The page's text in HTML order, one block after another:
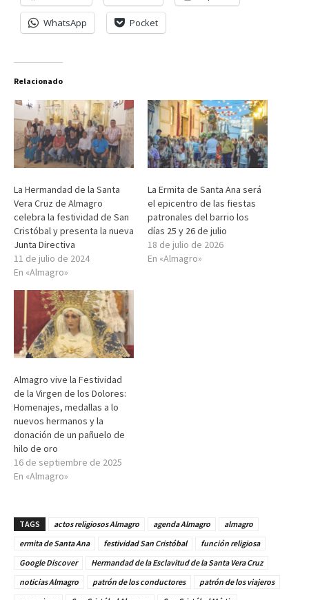
WhatsApp Pocket
Relacionado
La Hermandad de la Santa
Vera Cruz de Almagro
celebra la festividad de San
Cristóbal y presenta la nueva
Junta Directiva
11 de julio de 2024
En «Almagro»
La Ermita de Santa Ana será
el epicentro de las fiestas
patronales del barrio los
días 25 y 26 de julio
18 de julio de 2026
En «Almagro»
Almagro vive la Festividad
de la Virgen de los Dolores:
Homenajes, medallas a lo
nuevos hermanos y la
donación de un pañuelo de
hilo de oro
16 de septiembre de 2025
En «Almagro»
TAGS actos religiosos Almagro agenda Almagro
almagro
ermita de Santa Ana
festividad San Cristóbal
función religiosa
Google Discover
Hermandad de la Esclavitud de la Santa Vera Cruz
noticias Almagro
patrón de los conductores
patrón de los viajeros